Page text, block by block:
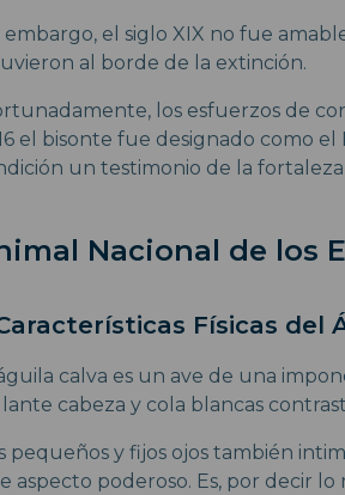
embargo, el siglo XIX no fue
al borde de la extinción.
los esfuerzos de
el bisonte fue designado como el
un testimonio de la
Nacional de los
Físicas del
calva es un ave de una
cabeza y cola blancas
pequeños y fijos ojos también
aspecto poderoso. Es, por decir